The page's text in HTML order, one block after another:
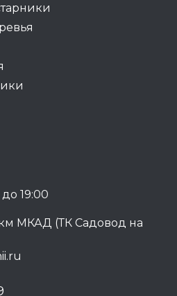
19:00
МКАД (ТК Садовод на